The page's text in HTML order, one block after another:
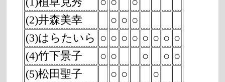
(2)井森美幸
○ ○ ○
(3)はらたいら ○ ○ ○ ○ ○ ○ ○ ○
(4)竹下景子
○ ○ ○ ○ ○
(5)松田聖子
○ ○
○